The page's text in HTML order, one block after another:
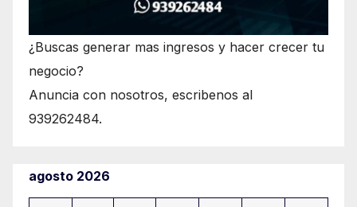
¿Buscas generar mas ingresos y hacer crecer tu
negocio?
Anuncia con nosotros, escribenos al
939262484.
agosto 2026